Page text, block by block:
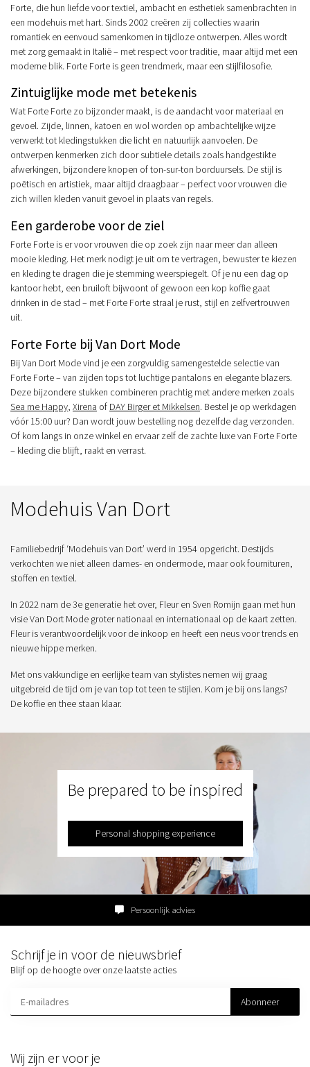
Forte, die hun liefde voor textiel, ambacht en esthetiek samenbrachten in
een modehuis met hart. Sinds 2002 creëren zij collecties waarin
romantiek en eenvoud samenkomen in tijdloze ontwerpen. Alles wordt
met zorg gemaakt in Italië – met respect voor traditie, maar altijd met een
moderne blik. Forte Forte is geen trendmerk, maar een stijlfilosofie.
Zintuiglijke mode met betekenis
Wat Forte Forte zo bijzonder maakt, is de aandacht voor materiaal en
gevoel. Zijde, linnen, katoen en wol worden op ambachtelijke wijze
verwerkt tot kledingstukken die licht en natuurlijk aanvoelen. De
ontwerpen kenmerken zich door subtiele details zoals handgestikte
afwerkingen, bijzondere knopen of ton-sur-ton borduursels. De stijl is
poëtisch en artistiek, maar altijd draagbaar – perfect voor vrouwen die
zich willen kleden vanuit gevoel in plaats van regels.
Een garderobe voor de ziel
Forte Forte is er voor vrouwen die op zoek zijn naar meer dan alleen
mooie kleding. Het merk nodigt je uit om te vertragen, bewuster te kiezen
en kleding te dragen die je stemming weerspiegelt. Of je nu een dag op
kantoor hebt, een bruiloft bijwoont of gewoon een kop koffie gaat
drinken in de stad – met Forte Forte straal je rust, stijl en zelfvertrouwen
uit.
Forte Forte bij Van Dort Mode
Bij Van Dort Mode vind je een zorgvuldig samengestelde selectie van
Forte Forte – van zijden tops tot luchtige pantalons en elegante blazers.
Deze bijzondere stukken combineren prachtig met andere merken zoals
Sea me Happy, Xirena of DAY Birger et Mikkelsen. Bestel je op werkdagen
vóór 15:00 uur? Dan wordt jouw bestelling nog dezelfde dag verzonden.
Of kom langs in onze winkel en ervaar zelf de zachte luxe van Forte Forte
– kleding die blijft, raakt en verrast.
Modehuis Van Dort
Familiebedrijf ‘Modehuis van Dort’ werd in 1954 opgericht. Destijds
verkochten we niet alleen dames- en ondermode, maar ook fournituren,
stoffen en textiel.
In 2022 nam de 3e generatie het over, Fleur en Sven Romijn gaan met hun
visie Van Dort Mode groter nationaal en internationaal op de kaart zetten.
Fleur is verantwoordelijk voor de inkoop en heeft een neus voor trends en
nieuwe hippe merken.
Met ons vakkundige en eerlijke team van stylistes nemen wij graag
uitgebreid de tijd om je van top tot teen te stijlen. Kom je bij ons langs?
De koffie en thee staan klaar.
Be prepared to be inspired
Personal shopping experience
Persoonlijk advies
Wij zijn er voor je
Schrijf je in voor de nieuwsbrief
Blijf op de hoogte over onze laatste acties
Abonneer